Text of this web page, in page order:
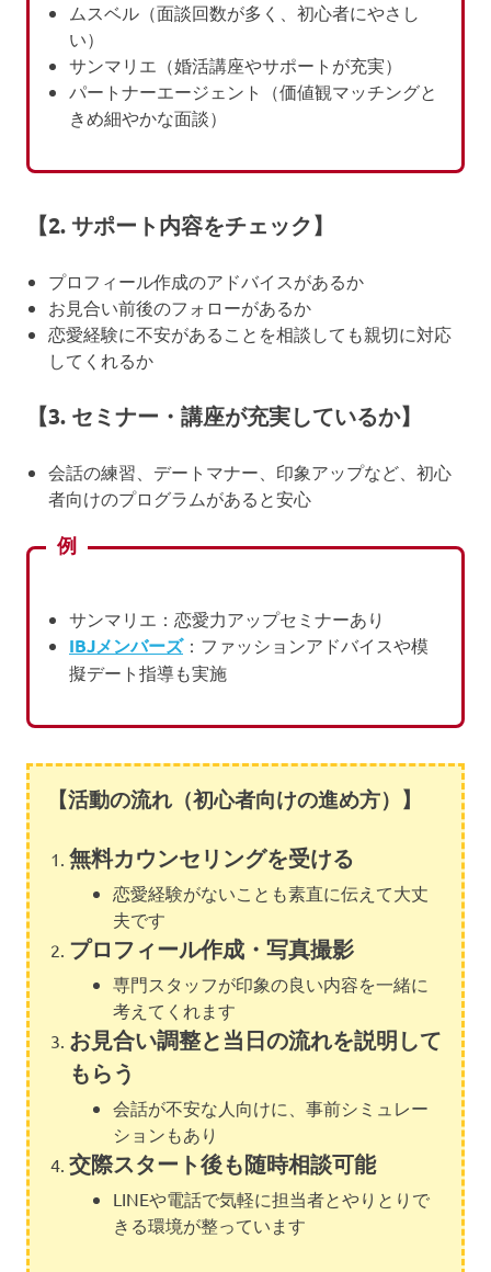
ムスベル（面談回数が多く、初心者にやさし
い）
サンマリエ（婚活講座やサポートが充実）
パートナーエージェント（価値観マッチングと
きめ細やかな面談）
【2. サポート内容をチェック】
プロフィール作成のアドバイスがあるか
お見合い前後のフォローがあるか
恋愛経験に不安があることを相談しても親切に対応
してくれるか
【3. セミナー・講座が充実しているか】
会話の練習、デートマナー、印象アップなど、初心
者向けのプログラムがあると安心
例
サンマリエ：恋愛力アップセミナーあり
IBJメンバーズ：ファッションアドバイスや模
擬デート指導も実施
【活動の流れ（初心者向けの進め方）】
無料カウンセリングを受ける
恋愛経験がないことも素直に伝えて大丈
夫です
プロフィール作成・写真撮影
専門スタッフが印象の良い内容を一緒に
考えてくれます
お見合い調整と当日の流れを説明して
もらう
会話が不安な人向けに、事前シミュレー
ションもあり
交際スタート後も随時相談可能
LINEや電話で気軽に担当者とやりとりで
きる環境が整っています